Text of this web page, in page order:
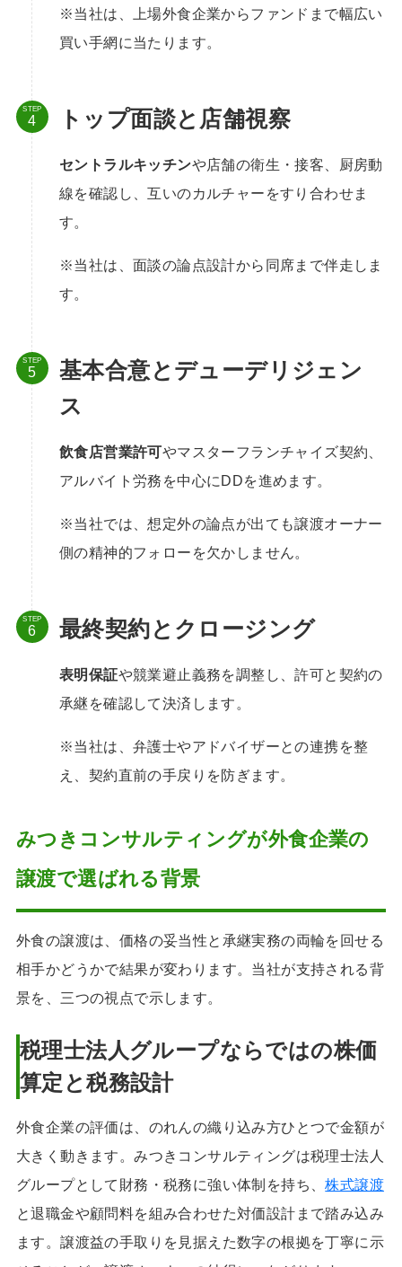
※当社は、上場外食企業からファンドまで幅広い
買い手網に当たります。
STEP トップ面談と店舗視察
セントラルキッチンや店舗の衛生・接客、厨房動
線を確認し、互いのカルチャーをすり合わせま
す。
※当社は、面談の論点設計から同席まで伴走しま
す。
STEP
基本合意とデューデリジェン
ス
飲食店営業許可やマスターフランチャイズ契約、
アルバイト労務を中心にDDを進めます。
※当社では、想定外の論点が出ても譲渡オーナー
側の精神的フォローを欠かしません。
STEP 最終契約とクロージング
表明保証や競業避止義務を調整し、許可と契約の
承継を確認して決済します。
※当社は、弁護士やアドバイザーとの連携を整
え、契約直前の手戻りを防ぎます。
みつきコンサルティングが外食企業の
譲渡で選ばれる背景
外食の譲渡は、価格の妥当性と承継実務の両輪を回せる
相手かどうかで結果が変わります。当社が支持される背
景を、三つの視点で示します。
税理士法人グループならではの株価
算定と税務設計
外食企業の評価は、のれんの織り込み方ひとつで金額が
大きく動きます。みつきコンサルティングは税理士法人
グループとして財務・税務に強い体制を持ち、株式譲渡
と退職金や顧問料を組み合わせた対価設計まで踏み込み
ます。譲渡益の手取りを見据えた数字の根拠を丁寧に示